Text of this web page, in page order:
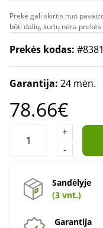
Prekė gali skirtis nuo
būti dalių, kurių nėra
Prekės kodas: #8381
Garantija: 24 mėn.
78.66€
+
-
Sandėlyje
(3 vnt.)
Garantija